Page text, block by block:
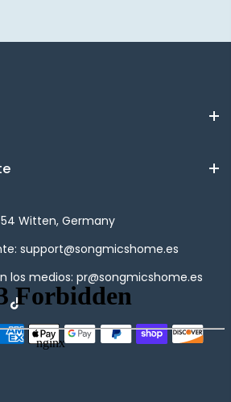
Witten, Germany
support@songmicshome.es
los medios: pr@songmicshome.es